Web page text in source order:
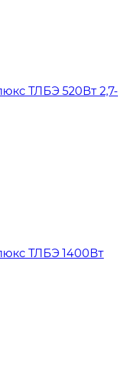
ТЛБЭ 520Вт 2,7-
ТЛБЭ 1400Вт